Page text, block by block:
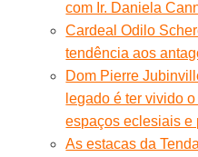
com Ir. Daniela
Cardeal Odilo
tendência aos
Dom Pierre
legado é ter vivido
espaços eclesiais e
As estacas da